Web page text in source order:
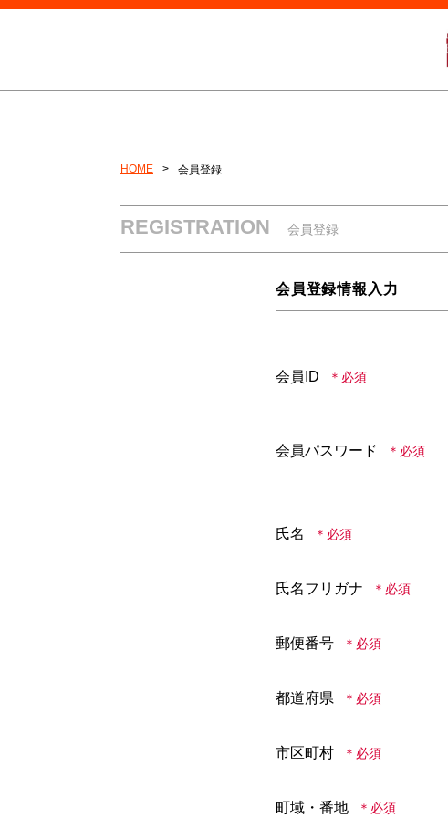
HOME 会員登録
REGISTRATION 会員登録
会員登録情報入力
会員ID
会員パスワード
氏名
氏名フリガナ
郵便番号
都道府県
市区町村
町域・番地